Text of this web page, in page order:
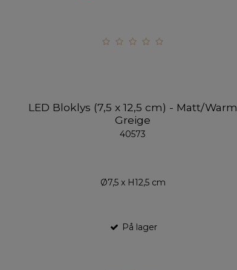
LED Bloklys (7,5 x 12,5 cm) - Matt/Warm
Greige
40573
Ø7,5 x H12,5 cm
På lager